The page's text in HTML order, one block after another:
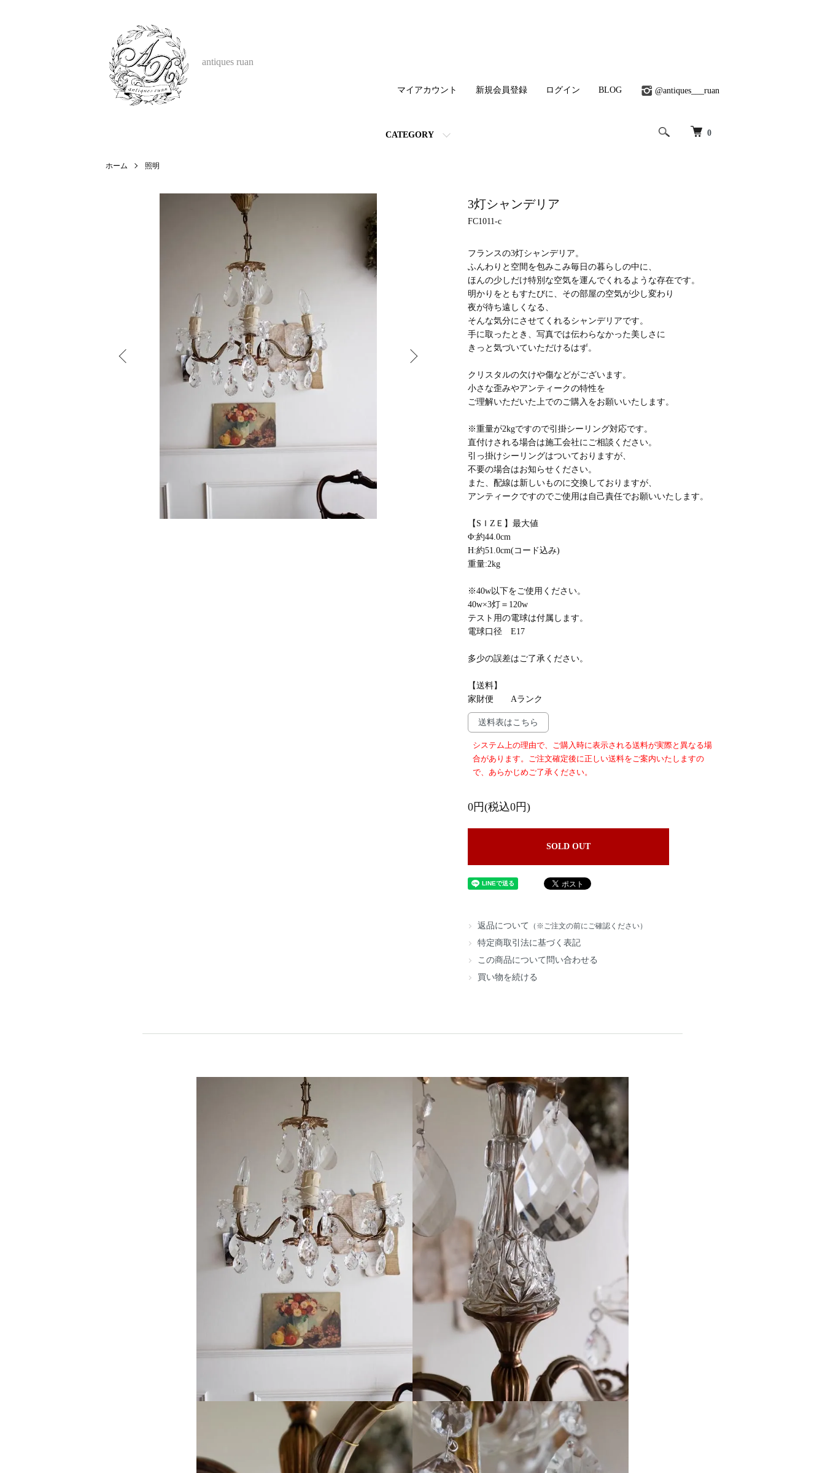
antiques ruan
0
CATEGORY
マイアカウント 新規会員登録 ログイン BLOG @antiques___ruan
ホーム 照明
3灯シャンデリア
FC1011-c
フランスの3灯シャンデリア。
ふんわりと空間を包みこみ毎日の暮らしの中に、
ほんの少しだけ特別な空気を運んでくれるような存在です。
明かりをともすたびに、その部屋の空気が少し変わり
夜が待ち遠しくなる、
そんな気分にさせてくれるシャンデリアです。
手に取ったとき、写真では伝わらなかった美しさに
きっと気づいていただけるはず。
クリスタルの欠けや傷などがございます。
小さな歪みやアンティークの特性を
ご理解いただいた上でのご購入をお願いいたします。
※重量が2kgですので引掛シーリング対応です。
直付けされる場合は施工会社にご相談ください。
引っ掛けシーリングはついておりますが、
不要の場合はお知らせください。
また、配線は新しいものに交換しておりますが、
アンティークですのでご使用は自己責任でお願いいたします。
【SＩZＥ】最大値
Φ:約44.0cm
H:約51.0cm(コード込み)
重量:2kg
※40w以下をご使用ください。
40w×3灯＝120w
テスト用の電球は付属します。
電球口径 E17
多少の誤差はご了承ください。
【送料】
家財便 Aランク
送料表はこちら
システム上の理由で、ご購入時に表示される送料が実際と異なる場
合があります。ご注文確定後に正しい送料をご案内いたしますの
で、あらかじめご了承ください。
0円(税込0円)
SOLD OUT
返品について （※ご注文の前にご確認ください）
特定商取引法に基づく表記
この商品について問い合わせる
買い物を続ける